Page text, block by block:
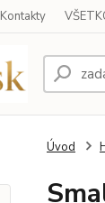
Kontakty
Úvod